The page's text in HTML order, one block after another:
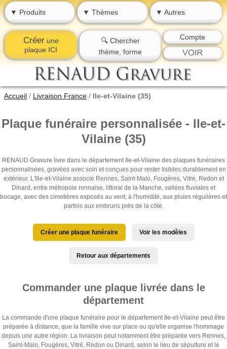
▼ Produits ▼ Thèmes ▼ Autres
Créerune
plaque ICI
🔍 Chercher
thème, forme
Compte
Accueil / Livraison France / Ile-et-Vilaine (35)
Plaque funéraire personnalisée - Ile-et-
Vilaine (35)
RENAUD Gravure livre dans le département Ile-et-Vilaine des plaques funéraires
personnalisées, gravées avec soin et conçues pour rester lisibles durablement en
extérieur. L'Ille-et-Vilaine associe Rennes, Saint-Malo, Fougères, Vitré, Redon et
Dinard, entre métropole rennaise, littoral de la Manche, vallées fluviales et
bocage, avec des cimetières exposés au vent, à l'humidité, aux pluies régulières et
parfois aux embruns près de la côte.
Créer une plaque funéraire Voir les modèles
Retour aux départements
Commander une plaque livrée dans le
département
La commande d'une plaque funéraire pour le département Ile-et-Vilaine peut être
préparée à distance, que la famille vive sur place ou qu'elle organise l'hommage
depuis une autre région. La livraison peut notamment être préparée vers Rennes,
Saint-Malo, Fougères, Vitré, Redon ou Dinard, selon le lieu de sépulture et le